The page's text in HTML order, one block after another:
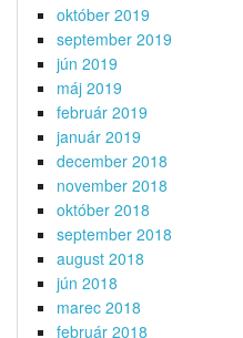
október 2019
september 2019
jún 2019
máj 2019
február 2019
január 2019
december 2018
november 2018
október 2018
september 2018
august 2018
jún 2018
marec 2018
február 2018